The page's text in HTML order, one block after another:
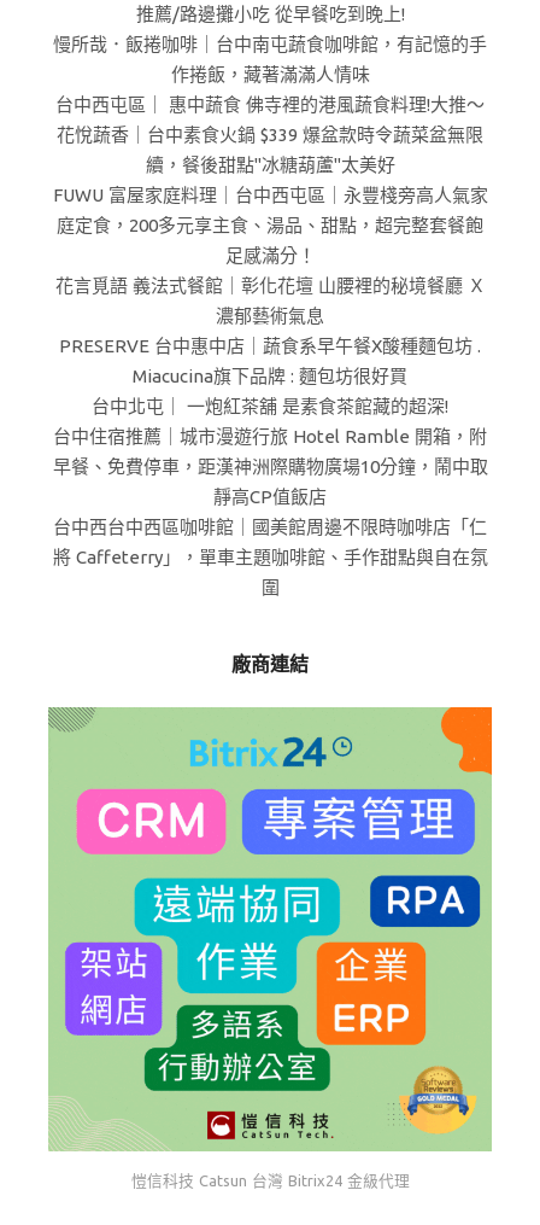
推薦/路邊攤小吃 從早餐吃到晚上!
慢所哉．飯捲咖啡｜台中南屯蔬食咖啡館，有記憶的手
作捲飯，藏著滿滿人情味
台中西屯區｜ 惠中蔬食 佛寺裡的港風蔬食料理!大推～
花悅蔬香｜台中素食火鍋 $339 爆盆款時令蔬菜盆無限
續，餐後甜點"冰糖葫蘆"太美好
FUWU 富屋家庭料理｜台中西屯區｜永豐棧旁高人氣家
庭定食，200多元享主食、湯品、甜點，超完整套餐飽
足感滿分！
花言覓語 義法式餐館｜彰化花壇 山腰裡的秘境餐廳 Ｘ
濃郁藝術氣息
PRESERVE 台中惠中店｜蔬食系早午餐X酸種麵包坊 .
Miacucina旗下品牌 : 麵包坊很好買
台中北屯｜ 一炮紅茶舖 是素食茶館藏的超深!
台中住宿推薦｜城市漫遊行旅 Hotel Ramble 開箱，附
早餐、免費停車，距漢神洲際購物廣場10分鐘，鬧中取
靜高CP值飯店
台中西台中西區咖啡館｜國美館周邊不限時咖啡店「仁
將 Caffeterry」，單車主題咖啡館、手作甜點與自在氛
圍
廠商連結
愷信科技 Catsun 台灣 Bitrix24 金級代理